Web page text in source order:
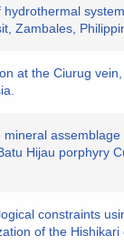
hydrothermal
Zambales,
at the Ciurug
assemblage
Hijau porphyry
constraints
of the Hishikari